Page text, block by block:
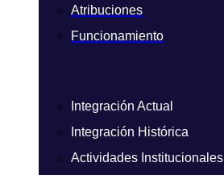
Atribuciones
Funcionamiento
Integración Actual
Integración Histórica
Actividades Institucionales